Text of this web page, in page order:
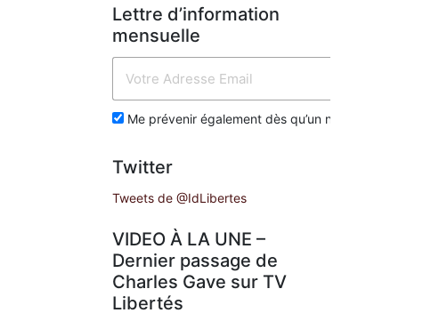
Lettre d’information
mensuelle
Me prévenir également dès qu’un nouvel article est
Twitter
Tweets de @IdLibertes
VIDEO À LA UNE –
Dernier passage de
Charles Gave sur TV
Libertés